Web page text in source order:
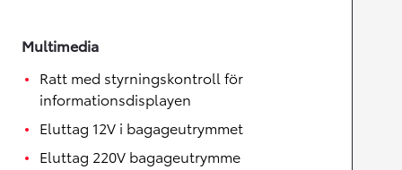
Multimedia
Ratt med styrningskontroll för
informationsdisplayen
Eluttag 12V i bagageutrymmet
Eluttag 220V bagageutrymme